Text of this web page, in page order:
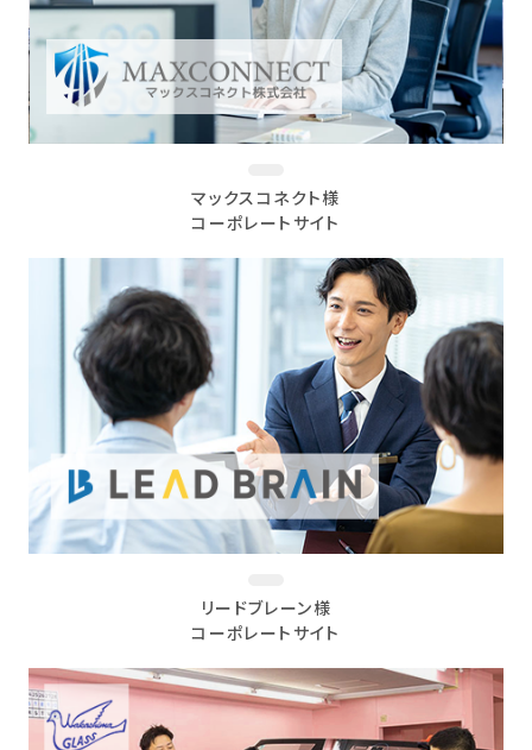
マックスコネクト様
コーポレートサイト
リードブレーン様
コーポレートサイト